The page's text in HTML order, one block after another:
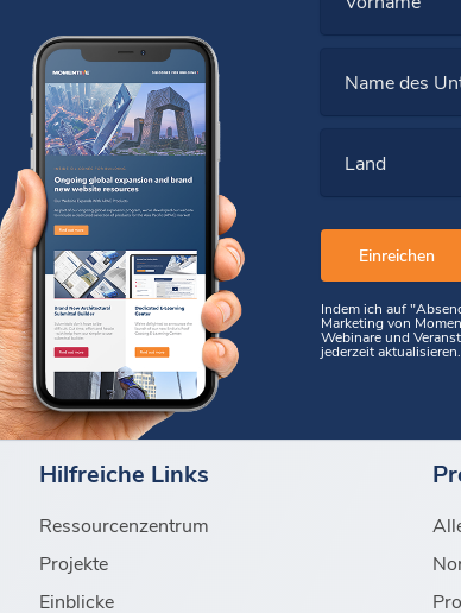
Name des
Land
Indem ich auf
Marketing von
Webinare und
jederzeit
Hilfreiche Links
Ressourcenzentrum
Projekte
Einblicke